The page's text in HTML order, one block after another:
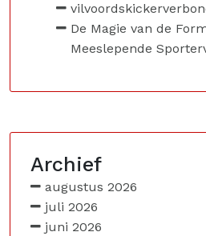
De Magie van de
Meeslepende
Archief
augustus 2026
juli 2026
juni 2026